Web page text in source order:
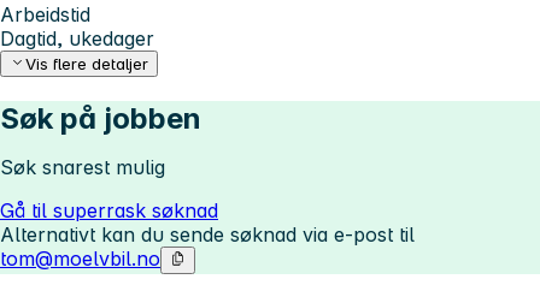
Arbeidstid
Dagtid, ukedager
Vis flere detaljer
Søk på jobben
Søk snarest mulig
Gå til superrask søknad
Alternativt kan du sende søknad via e-post til
tom@moelvbil.no